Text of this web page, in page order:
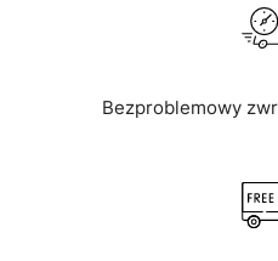
Bezproblemowy